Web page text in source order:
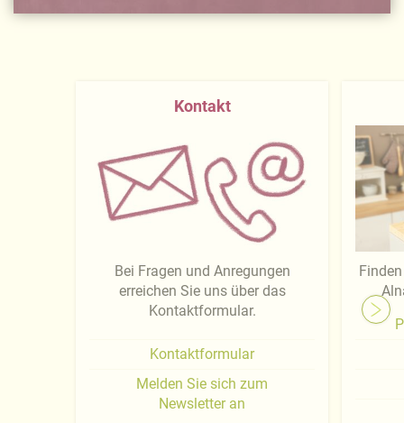
Kontakt
Bei Fragen und Anregungen
erreichen Sie uns über das
Kontaktformular.
Kontaktformular
Melden Sie sich zum
Newsletter an